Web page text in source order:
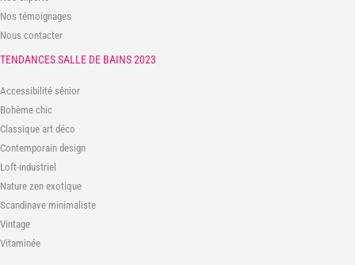
Nos témoignages
Nous contacter
TENDANCES SALLE DE BAINS 2023
Accessibilité sénior
Bohème chic
Classique art déco
Contemporain design
Loft-industriel
Nature zen exotique
Scandinave minimaliste
Vintage
Vitaminée